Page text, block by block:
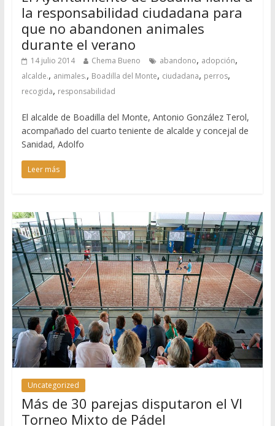
la responsabilidad ciudadana para
que no abandonen animales
durante el verano
14 julio 2014 Chema Bueno abandono, adopción,
alcalde., animales., Boadilla del Monte, ciudadana, perros,
recogida, responsabilidad
El alcalde de Boadilla del Monte, Antonio González Terol,
acompañado del cuarto teniente de alcalde y concejal de
Sanidad, Adolfo
Leer más
Uncategorized
Más de 30 parejas disputaron el VI
Torneo Mixto de Pádel